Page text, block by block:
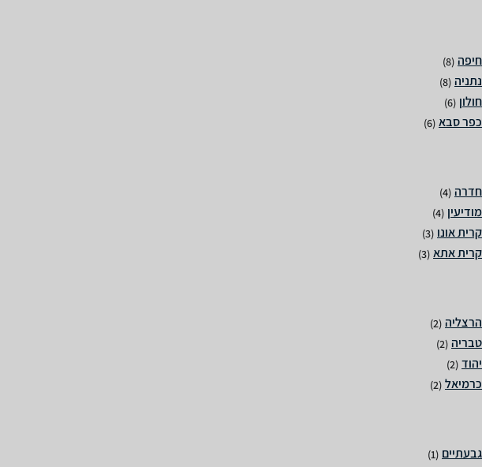
(8)
(8)
(6)
(6)
(4)
(4)
(3)
(3)
(2)
(2)
(2)
(2)
(1)